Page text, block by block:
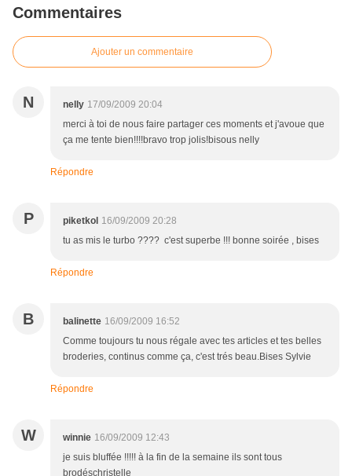
Commentaires
Ajouter un commentaire
N nelly 17/09/2009 20:04
merci à toi de nous faire partager ces moments et j'avoue que
ça me tente bien!!!!bravo trop jolis!bisous nelly
Répondre
P piketkol 16/09/2009 20:28
tu as mis le turbo ???? c'est superbe !!! bonne soirée , bises
Répondre
B balinette 16/09/2009 16:52
Comme toujours tu nous régale avec tes articles et tes belles
broderies, continus comme ça, c'est trés beau.Bises Sylvie
Répondre
W winnie 16/09/2009 12:43
je suis bluffée !!!!! à la fin de la semaine ils sont tous
brodéschristelle